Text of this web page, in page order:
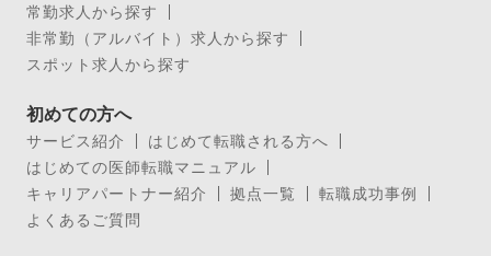
常勤求人から探す
非常勤（アルバイト）求人から探す
スポット求人から探す
初めての方へ
サービス紹介
はじめて転職される方へ
はじめての医師転職マニュアル
キャリアパートナー紹介
拠点一覧
転職成功事例
よくあるご質問